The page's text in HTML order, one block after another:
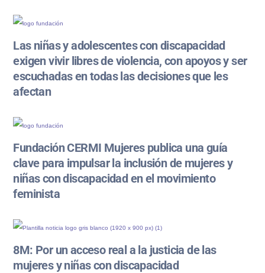
Las niñas y adolescentes con discapacidad
exigen vivir libres de violencia, con apoyos y ser
escuchadas en todas las decisiones que les
afectan
Fundación CERMI Mujeres publica una guía
clave para impulsar la inclusión de mujeres y
niñas con discapacidad en el movimiento
feminista
8M: Por un acceso real a la justicia de las
mujeres y niñas con discapacidad